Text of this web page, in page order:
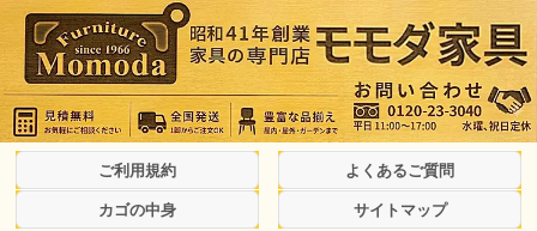
ご利用規約 よくあるご質問
カゴの中身 サイトマップ